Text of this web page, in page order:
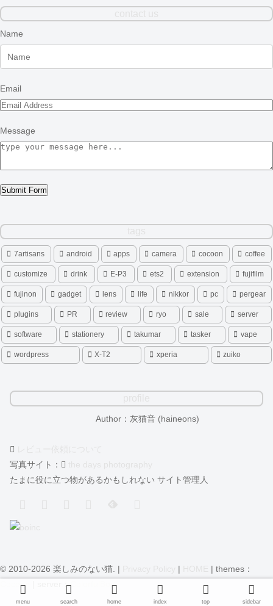
Name
Email
Message
Submit Form
7artisans android apps camera cocoon coffee
customize drink E-P3 ets2 extension fujifilm
fujinon gadget lens life nikkor pc pergear
plugins PR review ryo sale server
software stationery takumar tasker vape
wordpress X-T2 xperia zuiko
Author：灰猫音 (haineons)
写真サイト：
たまに役に立つ物があるかもしれない サイト管理人
© 2010-2026 楽しみのない猫. | |
| themes：
Cocoon
| server：ColorfulBox
menu search home index top sidebar